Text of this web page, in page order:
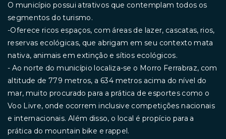
O município possui atrativos que contemplam todos os
segmentos do turismo.
-Oferece ricos espaços, com áreas de lazer, cascatas, rios,
reservas ecológicas, que abrigam em seu contexto mata
nativa, animais em extinção e sítios ecológicos.
- Ao norte do município localiza-se o Morro Ferrabraz, com
altitude de 779 metros, a 634 metros acima do nível do
mar, muito procurado para a prática de esportes como o
Voo Livre, onde ocorrem inclusive competições nacionais
e internacionais. Além disso, o local é propício para a
prática do mountain bike e rappel.